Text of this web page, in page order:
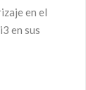
en el
en sus